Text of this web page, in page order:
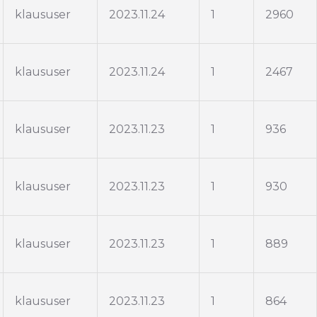
klaususer 2023.11.24 1 2960
klaususer 2023.11.24 1 2467
klaususer 2023.11.23 1 936
klaususer 2023.11.23 1 930
klaususer 2023.11.23 1 889
klaususer 2023.11.23 1 864